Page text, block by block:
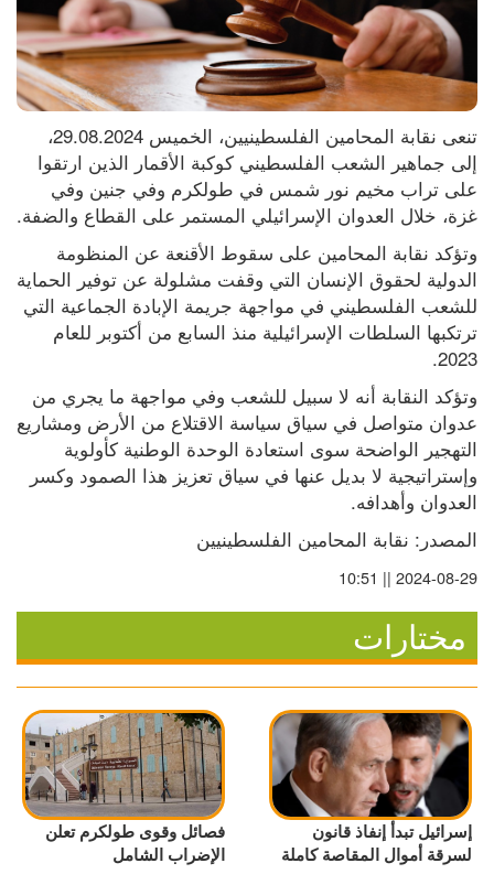
غزة، خلال العدوان الإسرائيلي المستمر على القطاع والضفة.
2023.
العدوان وأهدافه.
المصدر: نقابة المحامين الفلسطينيين
2024-08-29 || 10:51
مختارات
إسرائيل تبدأ إنفاذ قانون
لسرقة أموال المقاصة كاملة
فصائل وقوى طولكرم تعلن
الإضراب الشامل